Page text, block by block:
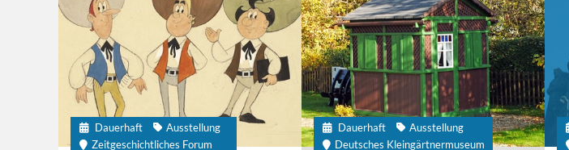
Dauerhaft
Ausstellung
Zeitgeschichtliches Forum
Dauerhaft
Ausstellung
Deutsches Kleingärtnermuseum